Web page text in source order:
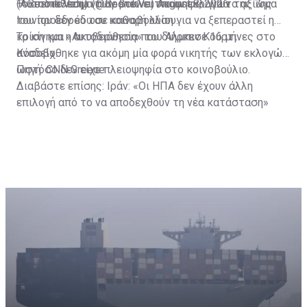
— Besnik Velija (@BesnikVe)August 8, 2026
(Αυτοδιάθεση) να προτείνει υποψήφιο για το αξίωμα
του προέδρου του κοινοβουλίου.
Το αποτέλεσμα των βουλευτικών εκλογών της 7ης
Ιουνίου δεν έδωσε καθαρή λύση για να ξεπεραστεί η
κρίση και η ακυβερνησία που διήρκεσε 16 μήνες στο
Κόσοβο.
Το κίνημα «Αυτοδιάθεση» του Άλμπιν Κούρτι
αναδείχθηκε για ακόμη μία φορά νικητής των εκλογών,
ωστόσο δεν είχε πλειοψηφία στο κοινοβούλιο.
Πηγή: CNN Greece
Διαβάστε επίσης: Ιράν: «Οι ΗΠΑ δεν έχουν άλλη
επιλογή από το να αποδεχθούν τη νέα κατάσταση»